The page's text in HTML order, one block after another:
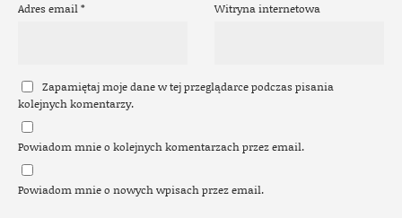
Adres email* Witryna internetowa
Zapamiętaj moje dane w tej przeglądarce podczas pisania
kolejnych komentarzy.
Powiadom mnie o kolejnych komentarzach przez email.
Powiadom mnie o nowych wpisach przez email.